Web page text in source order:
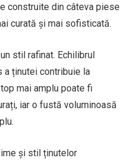
construite din câteva piese
curată și mai sofisticată.
stil rafinat. Echilibrul
a ținutei contribuie la
mai amplu poate fi
iar o fustă voluminoasă
și stil ținutelor